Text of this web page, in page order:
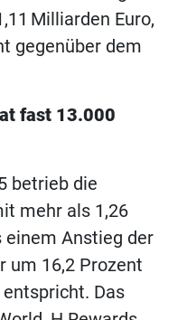
Milliarden Euro,
gegenüber dem
fast 13.000
betrieb die
mehr als 1,26
Anstieg der
um 16,2 Prozent
Das